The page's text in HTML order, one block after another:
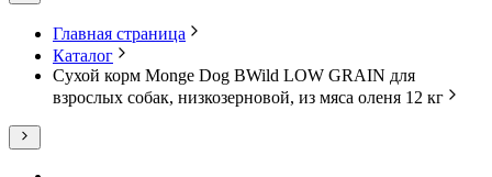
Главная страница
Каталог
Сухой корм Monge Dog BWild LOW GRAIN для
взрослых собак, низкозерновой, из мяса оленя 12 кг